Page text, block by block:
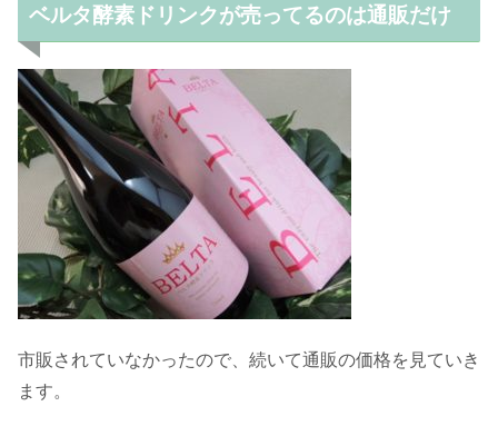
ベルタ酵素ドリンクが売ってるのは通販だけ
市販されていなかったので、続いて通販の価格を見ていき
ます。